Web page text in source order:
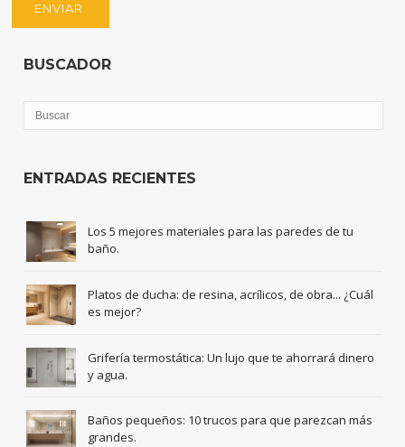
BUSCADOR
ENTRADAS RECIENTES
Los 5 mejores materiales para las paredes de tu
baño.
Platos de ducha: de resina, acrílicos, de obra... ¿Cuál
es mejor?
Grifería termostática: Un lujo que te ahorrará dinero
y agua.
Baños pequeños: 10 trucos para que parezcan más
grandes.